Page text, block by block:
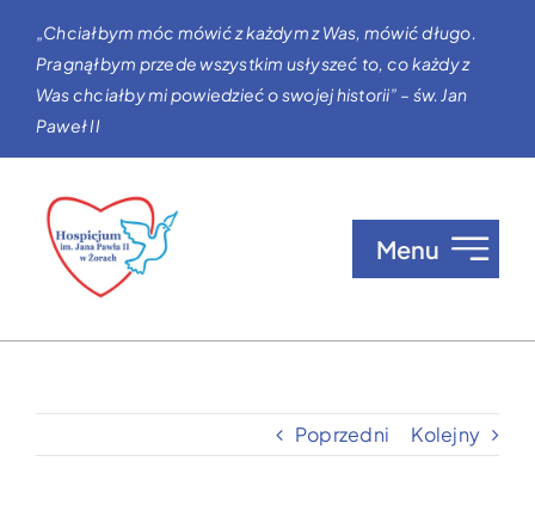
zawartości
„Chciałbym móc mówić z każdym z Was, mówić długo.
Pragnąłbym przede wszystkim usłyszeć to, co każdy z
Was chciałby mi powiedzieć o swojej historii” – św. Jan
Paweł II
Menu
Poprzedni Kolejny